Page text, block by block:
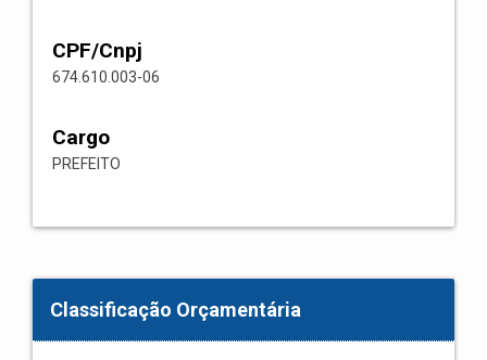
CPF/Cnpj
674.610.003-06
Cargo
PREFEITO
Classificação Orçamentária